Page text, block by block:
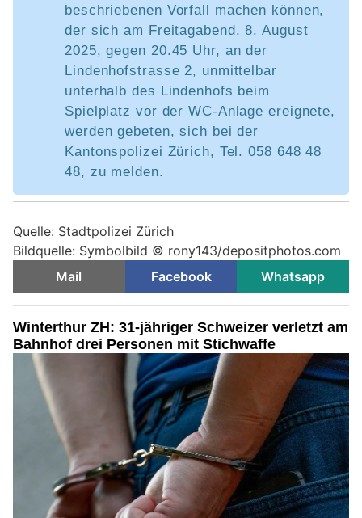
beschriebenen Vorfall machen können,
der sich am Freitagabend, 8. August
2025, gegen 20.45 Uhr, an der
Lindenhofstrasse 2, unmittelbar
unterhalb des Lindenhofs beim
Spielplatz vor der WC-Anlage ereignete,
werden gebeten, sich bei der
Kantonspolizei Zürich, Tel. 058 648 48
48, zu melden.
Quelle: Stadtpolizei Zürich
Bildquelle: Symbolbild © rony143/depositphotos.com
Mail
Facebook Whatsapp
Winterthur ZH: 31-jähriger Schweizer verletzt am
Bahnhof drei Personen mit Stichwaffe